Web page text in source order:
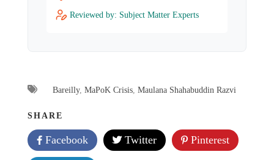
Reviewed by: Subject Matter Experts
Bareilly, MaPoK Crisis Maulana Shahabuddin Razvi
SHARE
Facebook Twitter Pinterest